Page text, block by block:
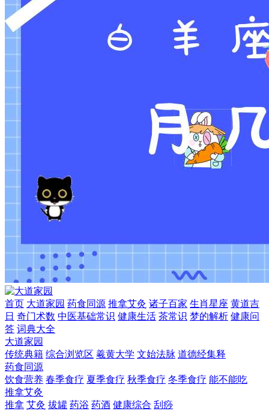
首页 大道家园 药食同源 推拿艾灸 诸子百家 生肖星座 黄道吉
日 奇门术数 中医基础常识 健康生活 茶常识 梦的解析 健康问
答 词典大全
大道家园
传统典籍 综合浏览区 羲黄大学 文始法脉 道德经集释
药食同源
饮食营养 春季食疗 夏季食疗 秋季食疗 冬季食疗 能不能吃
推拿艾灸
推拿 艾灸 拔罐 药浴 药酒 健康综合 刮痧